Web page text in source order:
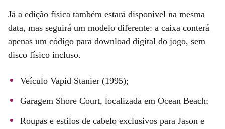
Já a edição física também estará disponível na mesma
data, mas seguirá um modelo diferente: a caixa conterá
apenas um código para download digital do jogo, sem
disco físico incluso.
Veículo Vapid Stanier (1995);
Garagem Shore Court, localizada em Ocean Beach;
Roupas e estilos de cabelo exclusivos para Jason e